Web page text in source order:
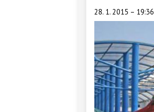
28. 1. 2015 – 19:36